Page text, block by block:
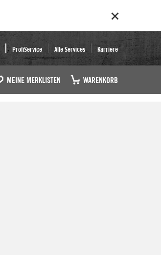
ProfiService Alle Services Karriere
MEINE MERKLISTEN WARENKORB